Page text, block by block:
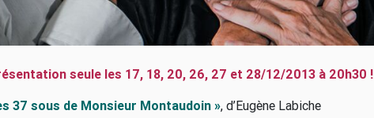
seule les 17, 18, 20, 26, 27 et 28/12/2013 à 20h30 !
37 sous de Monsieur Montaudoin », d’Eugène Labiche